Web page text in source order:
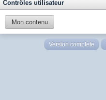
Contrôles utilisateur
Mon contenu
Version complète